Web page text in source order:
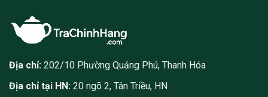
Địa chỉ: 202/10 Phường Quảng Phú, Thanh Hóa
Địa chỉ tại HN: 20 ngõ 2, Tân Triều, HN